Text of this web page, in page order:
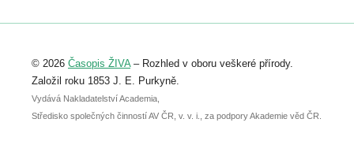
Registrovat se můžete do 6. září.
abstraktu přihlášené přednášky nebo
posteru je už 30. června.
© 2026 Časopis ŽIVA– Rozhled v oboru veškeré přírody.
Založil roku 1853 J. E. Purkyně.
Vydává Nakladatelství Academia,
Středisko společných činností AV ČR, v. v. i., za podpory Akademie věd ČR.